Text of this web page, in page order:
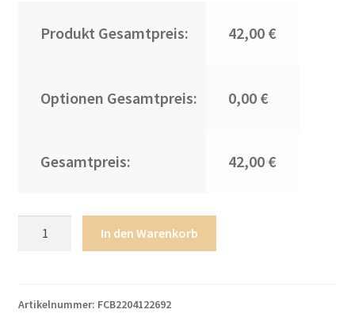
Produkt Gesamtpreis: 42,00 €
Optionen Gesamtpreis: 0,00 €
Gesamtpreis: 42,00 €
2024
In den Warenkorb
Artikelnummer: FCB2204122692